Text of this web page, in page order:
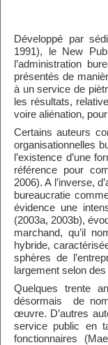
Développé par
1991), le New
l’administration
présentés de
à un service de
les résultats,
voire aliénation,
Certains auteurs
organisationnelles
l’existence d’une
référence pour
2006). A l’inverse,
bureaucratie
évidence une
(2003a, 2003b),
marchand, qu’il
hybride,
sphères de
largement selon
Quelques trente
désormais
de
œuvre. D’autres
service public en
fonctionnaires